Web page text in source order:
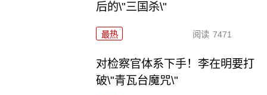
后的\"三国杀\"
最热 阅读 7471
对检察官体系下手！李在明要打
破\"青瓦台魔咒\"